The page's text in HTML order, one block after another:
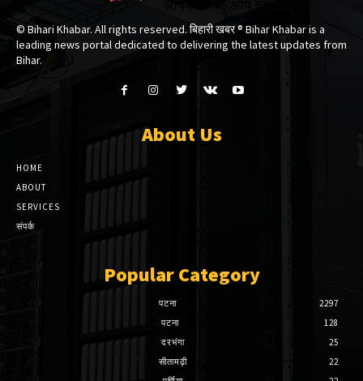
© Bihari Khabar. All rights reserved. बिहारी खबर ®​ Bihar Khabar is a
leading news portal dedicated to delivering the latest updates from
Bihar.
About Us
HOME
ABOUT
SERVICES
संपर्क
Popular Category
पटना
2297
पटना
128
दरभंगा
25
सीतामढ़ी
22